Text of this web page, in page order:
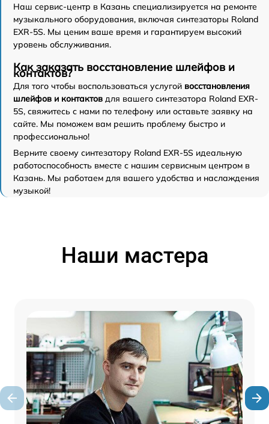
Наш сервис-центр в Казань специализируется на ремонте
музыкального оборудования, включая синтезаторы Roland
EXR-5S. Мы ценим ваше время и гарантируем высокий
уровень обслуживания.
Как заказать восстановление шлейфов и
контактов?
Для того чтобы воспользоваться услугой восстановления
шлейфов и контактов для вашего синтезатора Roland EXR-
5S, свяжитесь с нами по телефону или оставьте заявку на
сайте. Мы поможем вам решить проблему быстро и
профессионально!
Верните своему синтезатору Roland EXR-5S идеальную
работоспособность вместе с нашим сервисным центром в
Казань. Мы работаем для вашего удобства и наслаждения
музыкой!
Наши мастера